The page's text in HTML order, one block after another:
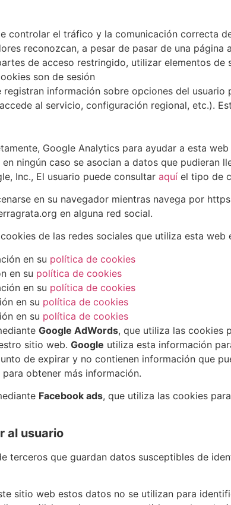
controlar el tráfico y la comunicación correcta
reconozcan, a pesar de pasar de una
de acceso restringido, utilizar elementos de
son de sesión
registran información sobre opciones del
al servicio, configuración regional, etc.).
Google Analytics para ayudar a esta
ningún caso se asocian a datos que pudieran
Inc., El usuario puede consultar aquí el tipo de
en su navegador mientras navega por
en alguna red social.
de las redes sociales que utiliza esta
en su política de cookies
en su política de cookies
en su política de cookies
en su política de cookies
en su política de cookies
Google AdWords, que utiliza las cookies
sitio web. Google utiliza esta información
de expirar y no contienen información que
para obtener más información.
Facebook ads, que utiliza las cookies
al usuario
terceros que guardan datos susceptibles de
sitio web estos datos no se utilizan para